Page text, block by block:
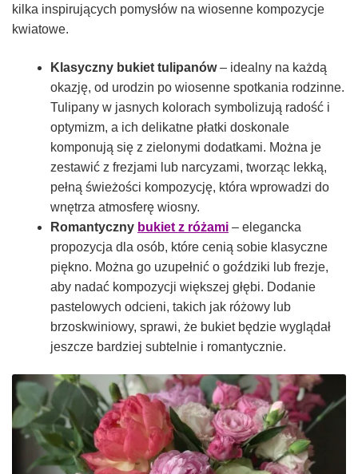
kilka inspirujących pomysłów na wiosenne kompozycje
kwiatowe.
Klasyczny bukiet tulipanów– idealny na każdą
okazję, od urodzin po wiosenne spotkania rodzinne.
Tulipany w jasnych kolorach symbolizują radość i
optymizm, a ich delikatne płatki doskonale
komponują się z zielonymi dodatkami. Można je
zestawić z frezjami lub narcyzami, tworząc lekką,
pełną świeżości kompozycję, która wprowadzi do
wnętrza atmosferę wiosny.
Romantyczny bukiet z różami – elegancka
propozycja dla osób, które cenią sobie klasyczne
piękno. Można go uzupełnić o goździki lub frezje,
aby nadać kompozycji większej głębi. Dodanie
pastelowych odcieni, takich jak różowy lub
brzoskwiniowy, sprawi, że bukiet będzie wyglądał
jeszcze bardziej subtelnie i romantycznie.